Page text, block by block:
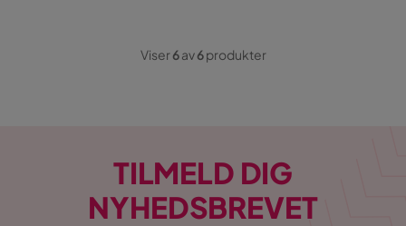
Viser6av6produkter
TILMELD DIG
NYHEDSBREVET